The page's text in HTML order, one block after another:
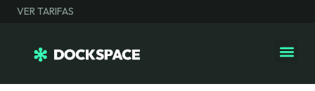
VER TARIFAS